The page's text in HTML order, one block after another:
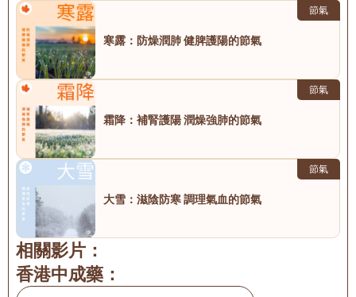
節氣
寒露：防燥潤肺 健脾護陽的節氣
節氣
霜降：補腎護陽 潤燥強肺的節氣
節氣
大雪：滋陰防寒 調理氣血的節氣
相關影片：
香港中成藥：